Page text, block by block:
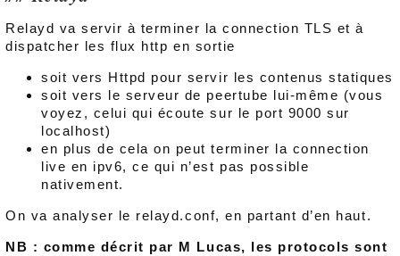
Relayd va servir à terminer la connection TLS et à
dispatcher les flux http en sortie
soit vers Httpd pour servir les contenus statiques
soit vers le serveur de peertube lui-même (vous
voyez, celui qui écoute sur le port 9000 sur
localhost)
en plus de cela on peut terminer la connection
live en ipv6, ce qui n’est pas possible
nativement.
On va analyser le relayd.conf, en partant d’en haut.
NB : comme décrit par M Lucas, les protocols sont